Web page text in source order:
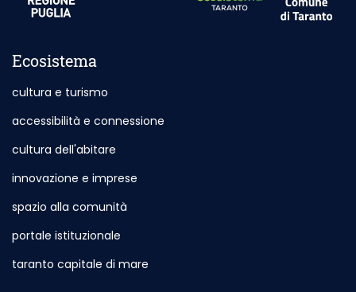
Ecosistema
cultura e turismo
accessibilità e connessione
cultura dell'abitare
innovazione e imprese
spazio alla comunità
portale istituzionale
taranto capitale di mare